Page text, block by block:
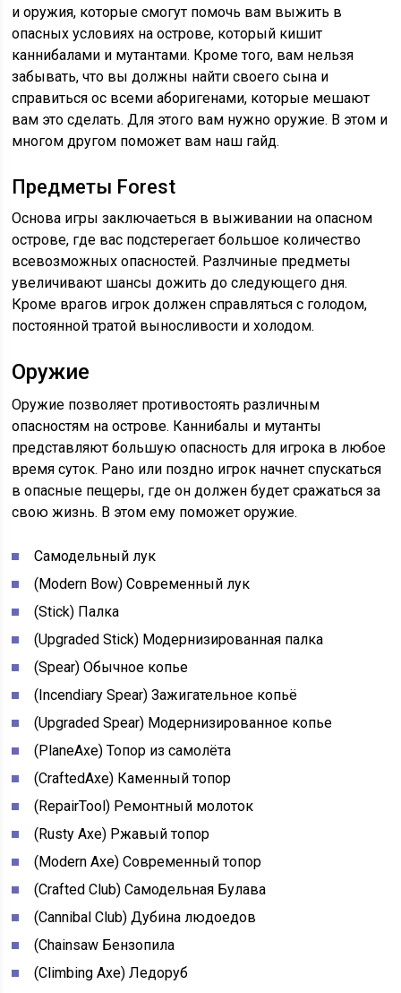
и оружия, которые смогут помочь вам выжить в
опасных условиях на острове, который кишит
каннибалами и мутантами. Кроме того, вам нельзя
забывать, что вы должны найти своего сына и
справиться ос всеми аборигенами, которые мешают
вам это сделать. Для этого вам нужно оружие. В этом и
многом другом поможет вам наш гайд.
Предметы Forest
Основа игры заключаеться в выживании на опасном
острове, где вас подстерегает большое количество
всевозможных опасностей. Разлчиные предметы
увеличивают шансы дожить до следующего дня.
Кроме врагов игрок должен справляться с голодом,
постоянной тратой выносливости и холодом.
Оружие
Оружие позволяет противостоять различным
опасностям на острове. Каннибалы и мутанты
представляют большую опасность для игрока в любое
время суток. Рано или поздно игрок начнет спускаться
в опасные пещеры, где он должен будет сражаться за
свою жизнь. В этом ему поможет оружие.
Самодельный лук
(Modern Bow) Современный лук
(Stick) Палка
(Upgraded Stick) Модернизированная палка
(Spear) Обычное копье
(Incendiary Spear) Зажигательное копьё
(Upgraded Spear) Модернизированное копье
(PlaneAxe) Топор из самолёта
(CraftedAxe) Каменный топор
(RepairTool) Ремонтный молоток
(Rusty Axe) Ржавый топор
(Modern Axe) Современный топор
(Crafted Club) Самодельная Булава
(Cannibal Club) Дубина людоедов
(Chainsaw Бензопила
(Climbing Axe) Ледоруб